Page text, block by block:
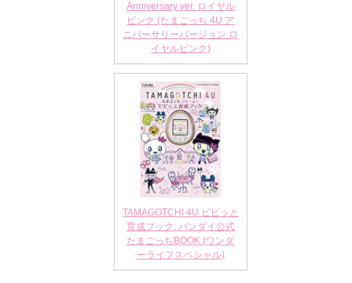
Anniversary ver. ロイヤル
ピンク (たまごっち 4U ア
ニバーサリーバージョン ロ
イヤルピンク)
TAMAGOTCHI 4U ピピッと
育成ブック: バンダイ公式
たまごっちBOOK (ワンダ
ーライフスペシャル)